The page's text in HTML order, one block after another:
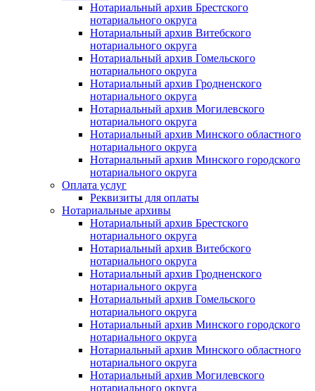
Нотариальный архив Брестского
нотариального округа
Нотариальный архив Витебского
нотариального округа
Нотариальный архив Гомельского
нотариального округа
Нотариальный архив Гродненского
нотариального округа
Нотариальный архив Могилевского
нотариального округа
Нотариальный архив Минского областного
нотариального округа
Нотариальный архив Минского городского
нотариального округа
Оплата услуг
Реквизиты для оплаты
Нотариальные архивы
Нотариальный архив Брестского
нотариального округа
Нотариальный архив Витебского
нотариального округа
Нотариальный архив Гродненского
нотариального округа
Нотариальный архив Гомельского
нотариального округа
Нотариальный архив Минского городского
нотариального округа
Нотариальный архив Минского областного
нотариального округа
Нотариальный архив Могилевского
нотариального округа